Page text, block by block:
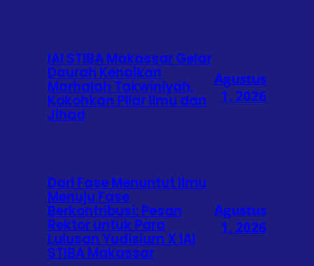
IAI STIBA Makassar Gelar
Daurah Kenaikan
Marhalah Takwiniyah,
Kokohkan Pilar Ilmu dan
Jihad
Agustus
1, 2026
Dari Fase Menuntut Ilmu
Menuju Fase
Berkontribusi: Pesan
Rektor untuk Para
Lulusan Yudisium X IAI
STIBA Makassar
Agustus
1, 2026